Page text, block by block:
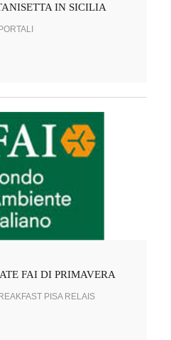
IN SICILIA
FAI DI PRIMAVERA
PISA RELAIS